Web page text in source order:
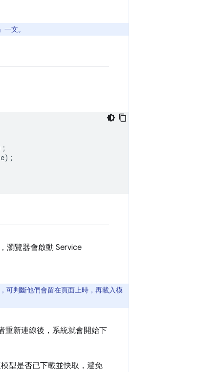
」一文。
);
瀏覽器會啟動 Service
可判斷他們會留在頁面上時，再載入模
重新連線後，系統就會開始下
型是否已下載並快取，避免